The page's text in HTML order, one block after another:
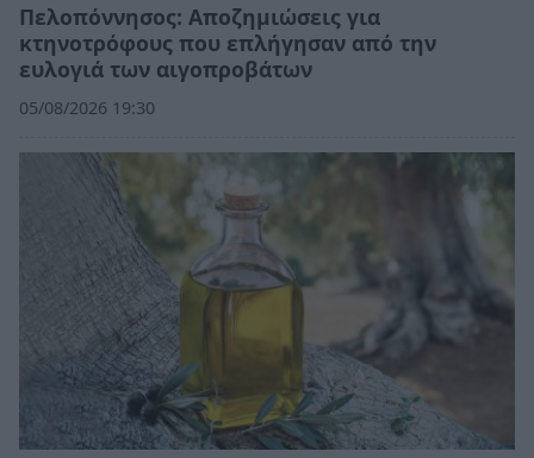
Πελοπόννησος: Αποζημιώσεις για
κτηνοτρόφους που επλήγησαν από την
ευλογιά των αιγοπροβάτων
05/08/2026 19:30